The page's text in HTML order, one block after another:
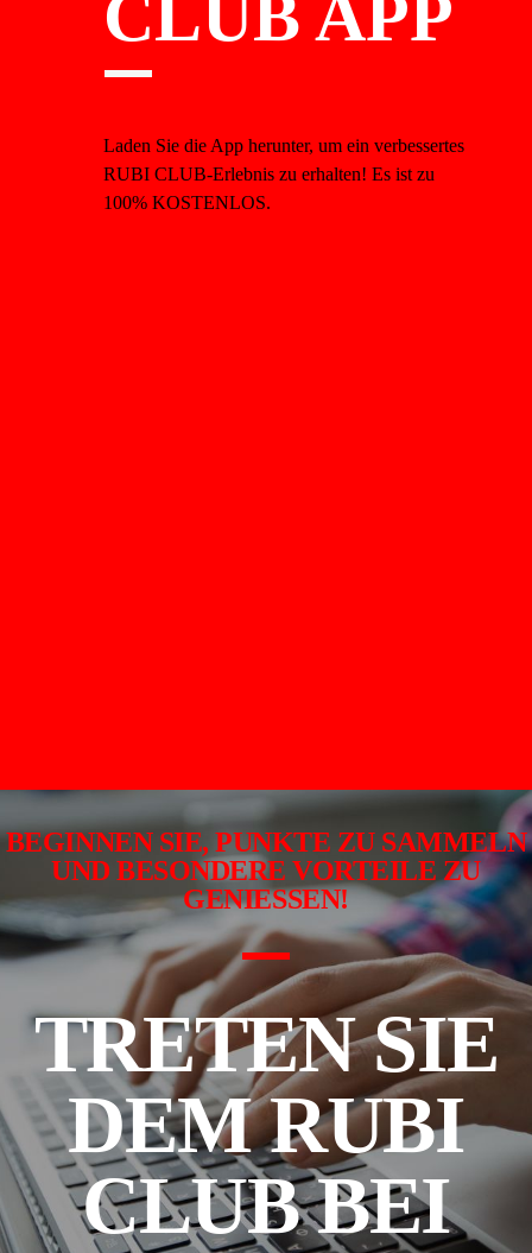
CLUB APP
Laden Sie die App herunter, um ein verbessertes
RUBI CLUB-Erlebnis zu erhalten! Es ist zu
100% KOSTENLOS.
BEGINNEN SIE, PUNKTE ZU SAMMELN
UND BESONDERE VORTEILE ZU
GENIESSEN!
TRETEN SIE
DEM RUBI
CLUB BEI